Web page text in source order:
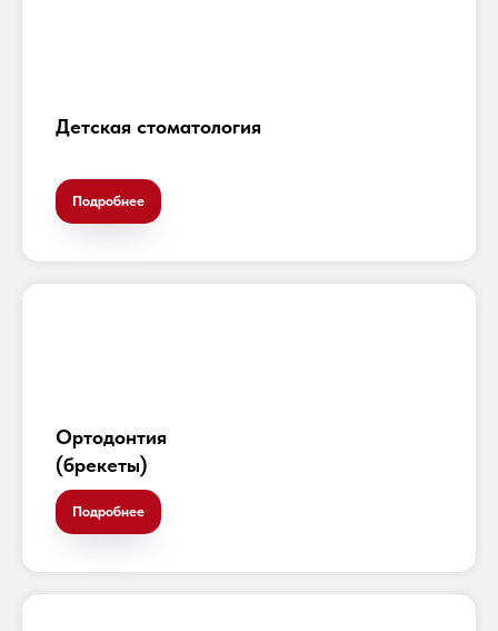
Детская стоматология
Подробнее
Ортодонтия
(брекеты)
Подробнее